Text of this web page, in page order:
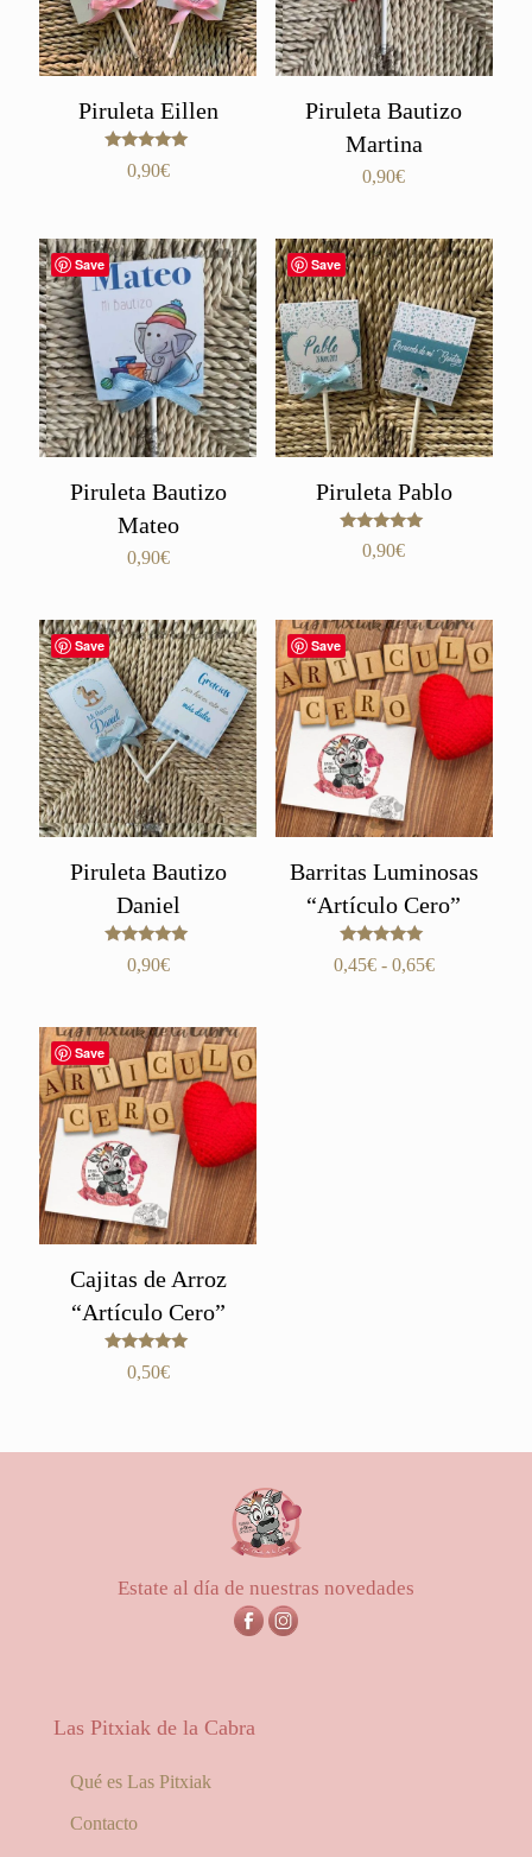
Piruleta Eillen
Valorado
con
0,90€
Piruleta Bautizo
Martina
0,90€
Save
Piruleta Bautizo
Mateo
0,90€
Save
Piruleta Pablo
Valorado
con
0,90€
Save
Piruleta Bautizo
Daniel
Valorado
con
0,90€
Save
Barritas Luminosas
“Artículo Cero”
Valorado
con
0,45€ - 0,65€Rango
Save
Cajitas de Arroz
“Artículo Cero”
Valorado
con
0,50€
Estate al día de nuestras novedades
Las Pitxiak de la Cabra
Qué es Las Pitxiak
Contacto